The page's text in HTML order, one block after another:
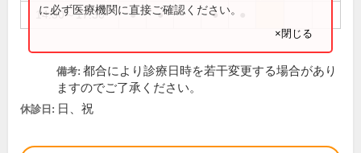
14:30～17:30 ● ● ●
に必ず医療機関に直接ご確認ください。
×閉じる
備考: 都合により診療日時を若干変更する場合があり
ますのでご了承ください。
休診日: 日、祝